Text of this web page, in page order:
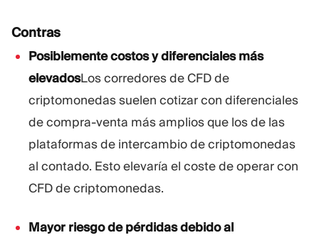
Contras
Posiblemente costos y diferenciales más
elevadosLos corredores de CFD de
criptomonedas suelen cotizar con diferenciales
de compra-venta más amplios que los de las
plataformas de intercambio de criptomonedas
al contado. Esto elevaría el coste de operar con
CFD de criptomonedas.
Mayor riesgo de pérdidas debido al